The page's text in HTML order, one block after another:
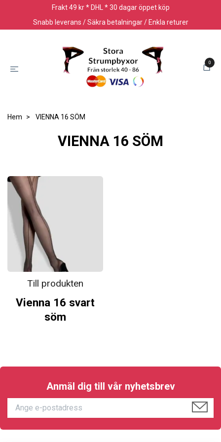
Frakt 49 kr * DHL * 30 dagar öppet köp
Snabb leverans / Säkra betalningar / Enkla returer
0
Hem VIENNA 16 SÖM
VIENNA 16 SÖM
Till produkten
Vienna 16 svart
söm
Anmäl dig till vår nyhetsbrev